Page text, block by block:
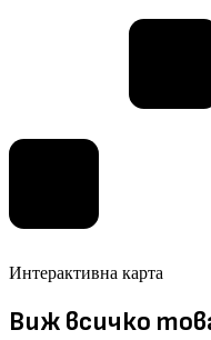
Интерактивна карта
Виж всичко